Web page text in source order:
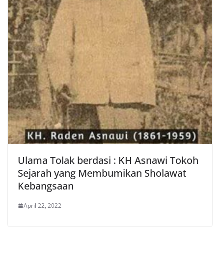
Ulama Tolak berdasi : KH Asnawi Tokoh
Sejarah yang Membumikan Sholawat
Kebangsaan
April 22, 2022